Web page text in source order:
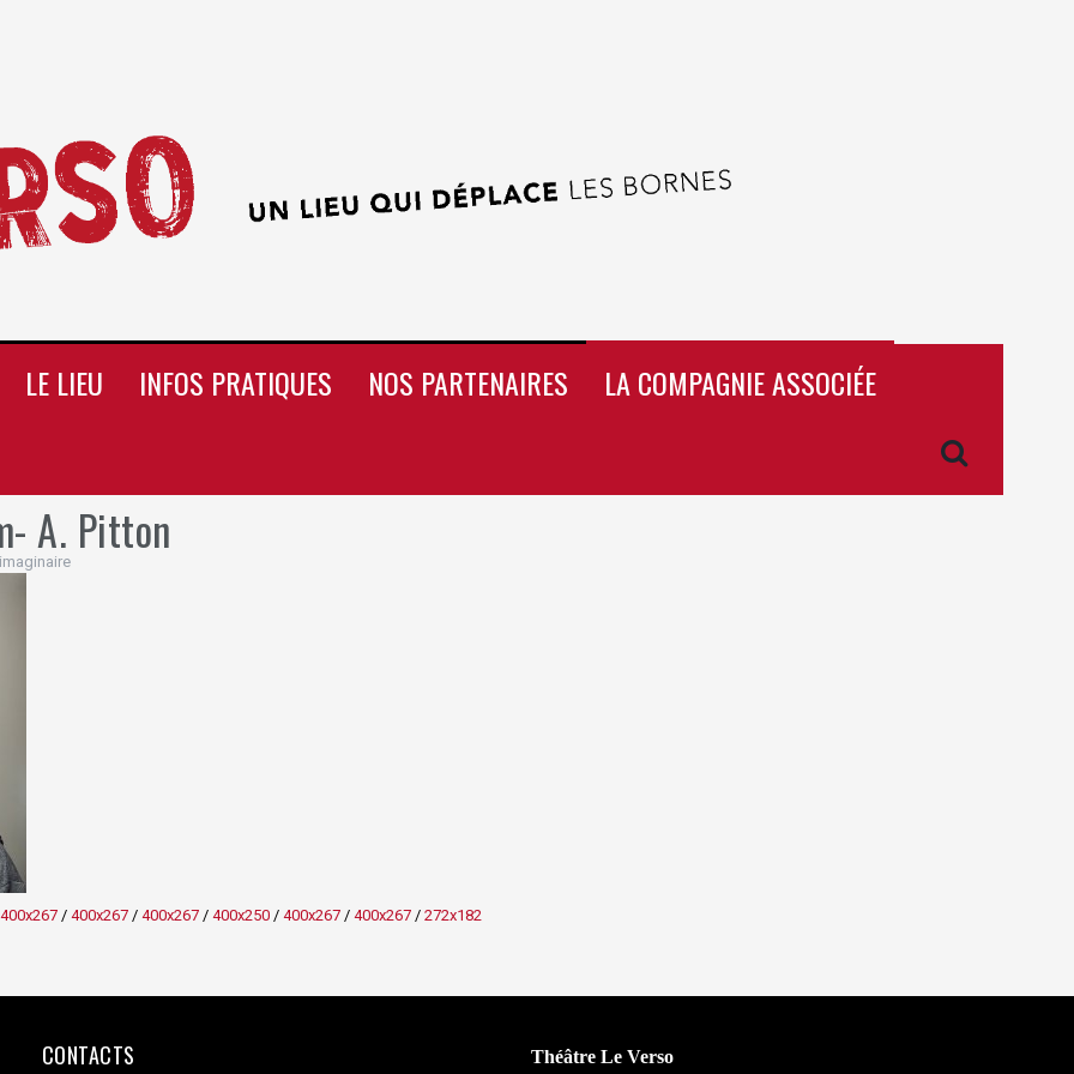
LE LIEU INFOS PRATIQUES NOS PARTENAIRES
LA COMPAGNIE ASSOCIÉE
A. Pitton
400x267/ 400x267/ 400x267/ 400x250/ 400x267/ 400x267/ 272x182
CONTACTS
Théâtre Le Verso